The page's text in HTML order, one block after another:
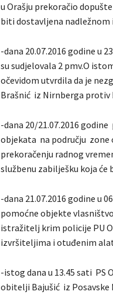
u Orašju prekoračio
biti dostavljena
-dana 20.07.2016 godine u
su sudjelovala 2 pmv.O
očevidom utvrdila da je
Brašnić iz Nirnberga protiv
-dana 20/21.07.2016
objekata na području zone
prekoračenju radnog
službenu zabilješku koja
-dana 21.07.2016 godine u
pomoćne objekte
istražitelj krim policije PU
izvršiteljima i otuđenim
-istog dana u 13.45 sati PS
obitelji Bajušić iz